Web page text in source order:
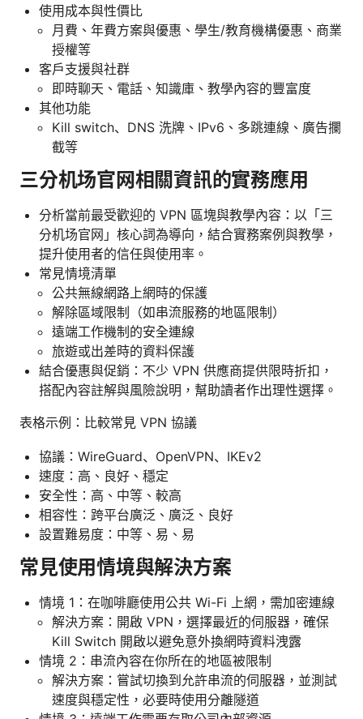
使用成本與性價比
月費、年費方案與優惠、學生/教育機構優惠、商業
授權等
客戶支援與社群
即時聊天、電話、知識庫、教學內容的豐富度
其他功能
Kill switch、DNS 洗牌、IPv6、多跳連線、廣告攔
截等
三分机场官网相關資訊的實務應用
分析當前最受歡迎的 VPN 區塊與教學內容：以「三
分机场官网」核心詞為導向，結合實務案例與教學，
提升使用者的信任與使用率。
常見情境清單
公共無線網路上網時的保護
解除區域限制（如串流服務的地區限制）
遠端工作機制的安全連線
旅遊或出差時的資料保護
結合優惠與促銷：不少 VPN 供應商提供限時折扣，
搭配內容註解與風險說明，幫助讀者作出理性選擇。
表格示例：比較常見 VPN 協議
協議：WireGuard、OpenVPN、IKEv2
速度：高、良好、穩定
安全性：高、中等、較高
相容性：跨平台廣泛、廣泛、良好
設置難易度：中等、易、易
常見使用情境與解決方案
情境 1：在咖啡廳使用公共 Wi-Fi 上網，需加密連線
解決方案：開啟 VPN，選擇最近的伺服器，確保
Kill Switch 開啟以避免意外換網時資料洩露
情境 2：串流內容在你所在的地區被限制
解決方案：嘗試切換到允許串流的伺服器，並測試
速度與穩定性，必要時使用分離隧道